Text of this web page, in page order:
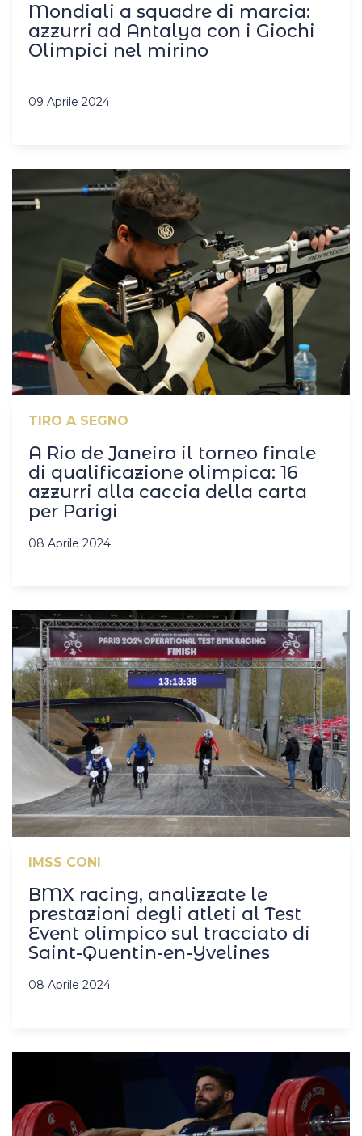
Mondiali a squadre di marcia:
azzurri ad Antalya con i Giochi
Olimpici nel mirino
09 Aprile 2024
TIRO A SEGNO
A Rio de Janeiro il torneo finale
di qualificazione olimpica: 16
azzurri alla caccia della carta
per Parigi
08 Aprile 2024
IMSS CONI
BMX racing, analizzate le
prestazioni degli atleti al Test
Event olimpico sul tracciato di
Saint-Quentin-en-Yvelines
08 Aprile 2024